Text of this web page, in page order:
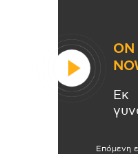
ON
Εκ
Επόμενη